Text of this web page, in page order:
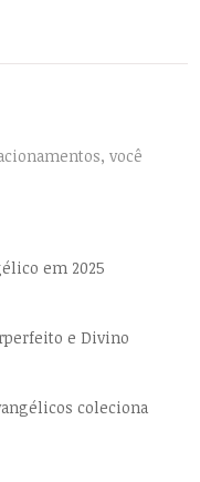
você
em 2025
e Divino
coleciona